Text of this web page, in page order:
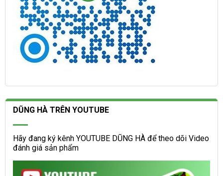
DŨNG HÀ TRÊN YOUTUBE
Hãy đang ký kênh YOUTUBE DŨNG HÀ để theo dõi Video
đánh giá sản phẩm